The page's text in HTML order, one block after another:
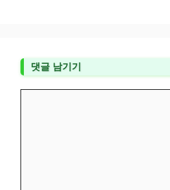
댓글 남기기